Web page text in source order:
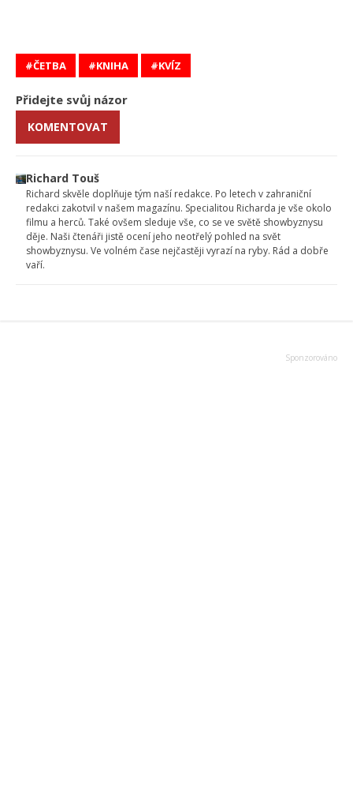
ČETBA KNIHA KVÍZ
Přidejte svůj názor
KOMENTOVAT
Richard Touš
Richard skvěle doplňuje tým naší redakce. Po letech v zahraniční
redakci zakotvil v našem magazínu. Specialitou Richarda je vše okolo
filmu a herců. Také ovšem sleduje vše, co se ve světě showbyznysu
děje. Naši čtenáři jistě ocení jeho neotřelý pohled na svět
showbyznysu. Ve volném čase nejčastěji vyrazí na ryby. Rád a dobře
vaří.